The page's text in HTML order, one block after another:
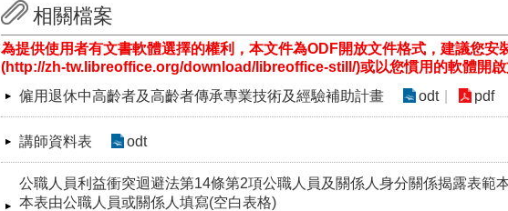
相關檔案
為提供使用者有文書軟體選擇的權利，本文件為ODF開放文件格式，建議您安
(http://zh-tw.libreoffice.org/download/libreoffice-still/)或以您慣用的軟體開啟
僱用退休中高齡者及高齡者傳承專業技術及經驗補助計畫
odt pdf
講師資料表 odt
公職人員利益衝突迴避法第14條第2項公職人員及關係人身分關係揭露表範
本表由公職人員或關係人填寫(空白表格)